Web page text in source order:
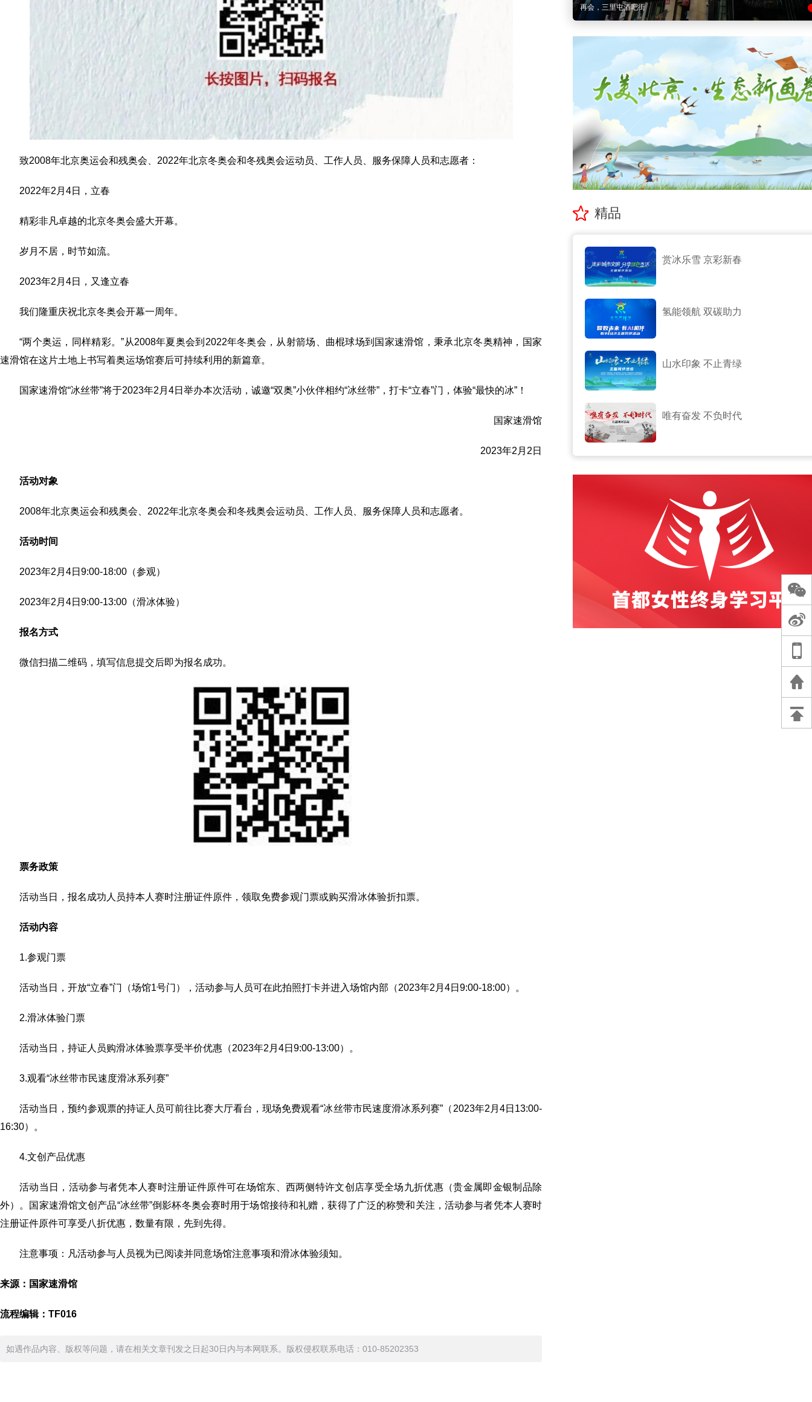
致2008年北京奥运会和残奥会、2022年北京冬奥会和冬残奥会运动员、工作人员、服务保障人员和志愿者：
2022年2月4日，立春
精彩非凡卓越的北京冬奥会盛大开幕。
岁月不居，时节如流。
2023年2月4日，又逢立春
我们隆重庆祝北京冬奥会开幕一周年。
“两个奥运，同样精彩。”从2008年夏奥会到2022年冬奥会，从射箭场、曲棍球场到国家速滑馆，秉承北京冬奥精神，国家
速滑馆在这片土地上书写着奥运场馆赛后可持续利用的新篇章。
国家速滑馆“冰丝带”将于2023年2月4日举办本次活动，诚邀“双奥”小伙伴相约“冰丝带”，打卡“立春”门，体验“最快的冰”！
国家速滑馆
2023年2月2日
活动对象
2008年北京奥运会和残奥会、2022年北京冬奥会和冬残奥会运动员、工作人员、服务保障人员和志愿者。
活动时间
2023年2月4日9:00-18:00（参观）
2023年2月4日9:00-13:00（滑冰体验）
报名方式
微信扫描二维码，填写信息提交后即为报名成功。
票务政策
活动当日，报名成功人员持本人赛时注册证件原件，领取免费参观门票或购买滑冰体验折扣票。
活动内容
1.参观门票
活动当日，开放“立春”门（场馆1号门），活动参与人员可在此拍照打卡并进入场馆内部（2023年2月4日9:00-18:00）。
2.滑冰体验门票
活动当日，持证人员购滑冰体验票享受半价优惠（2023年2月4日9:00-13:00）。
3.观看“冰丝带市民速度滑冰系列赛”
活动当日，预约参观票的持证人员可前往比赛大厅看台，现场免费观看“冰丝带市民速度滑冰系列赛”（2023年2月4日13:00-
16:30）。
4.文创产品优惠
活动当日，活动参与者凭本人赛时注册证件原件可在场馆东、西两侧特许文创店享受全场九折优惠（贵金属即金银制品除
外）。国家速滑馆文创产品“冰丝带”倒影杯冬奥会赛时用于场馆接待和礼赠，获得了广泛的称赞和关注，活动参与者凭本人赛时
注册证件原件可享受八折优惠，数量有限，先到先得。
注意事项：凡活动参与人员视为已阅读并同意场馆注意事项和滑冰体验须知。
来源：国家速滑馆
流程编辑：TF016
如遇作品内容、版权等问题，请在相关文章刊发之日起30日内与本网联系。版权侵权联系电话：010-85202353
再会，三里屯酒吧街
精品
赏冰乐雪 京彩新春
氢能领航 双碳助力
山水印象 不止青绿
唯有奋发 不负时代